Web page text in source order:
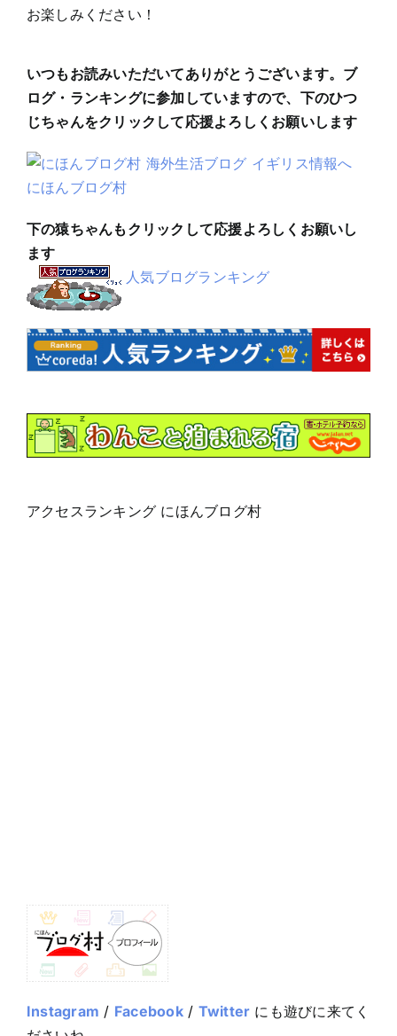
お楽しみください！
いつもお読みいただいてありがとうございます。ブ
ログ・ランキングに参加していますので、下のひつ
じちゃんをクリックして応援よろしくお願いします
にほんブログ村
下の猿ちゃんもクリックして応援よろしくお願いし
ます
人気ブログランキング
アクセスランキング にほんブログ村
Instagram / Facebook/ Twitter にも遊びに来てく